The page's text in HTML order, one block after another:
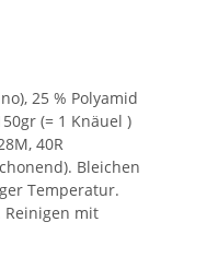
25 % Polyamid
(= 1 Knäuel )
40R
Bleichen
Temperatur.
mit